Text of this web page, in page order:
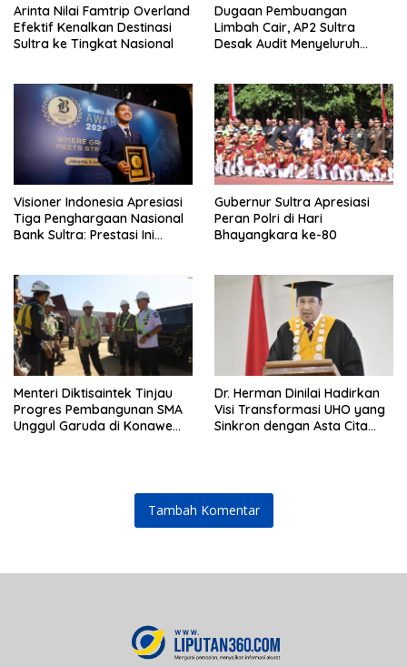
Arinta Nilai Famtrip Overland
Efektif Kenalkan Destinasi
Sultra ke Tingkat Nasional
Dugaan Pembuangan
Limbah Cair, AP2 Sultra
Desak Audit Menyeluruh
Hukum
Visioner Indonesia Apresiasi
Tiga Penghargaan Nasional
Bank Sultra: Prestasi Ini
Andri Permana
Gubernur Sultra Apresiasi
Peran Polri di Hari
Bhayangkara ke-80
Menteri Diktisaintek Tinjau
Progres Pembangunan SMA
Unggul Garuda di Konawe
Dr. Herman Dinilai Hadirkan
Visi Transformasi UHO yang
Sinkron dengan Asta Cita
Tambah Komentar